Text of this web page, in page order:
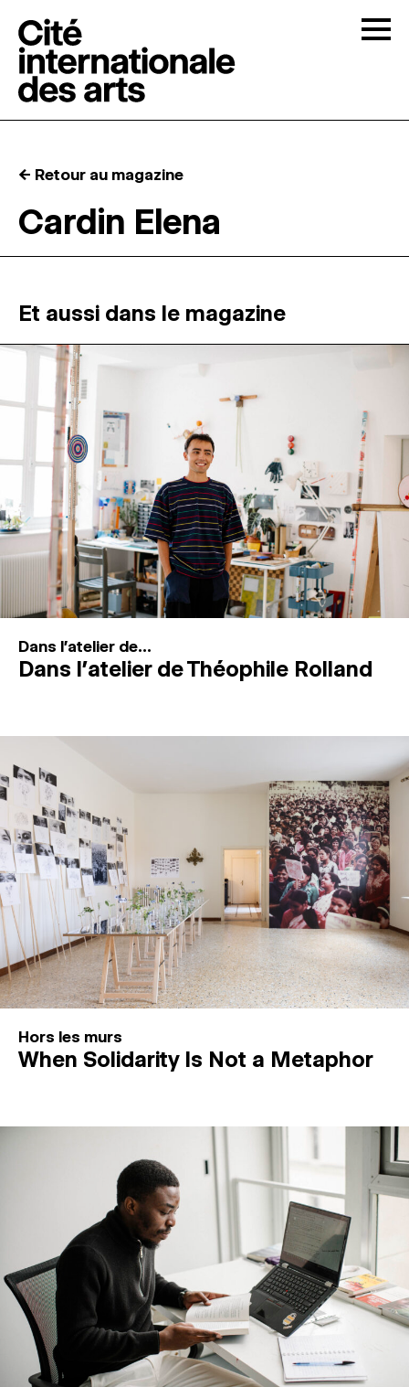
RÉSIDENCES ↓
ATELIERS OUVERTS
PROGRAMMATION
MAGAZINE
ESPACES DE PRATIQUE ARTISTIQUE ↓
Recherche
Connexion
← Retour au magazine
Cardin Elena
Et aussi dans le magazine
Dans l'atelier de...
Dans l’atelier de Théophile Rolland
Hors les murs
When Solidarity Is Not a Metaphor